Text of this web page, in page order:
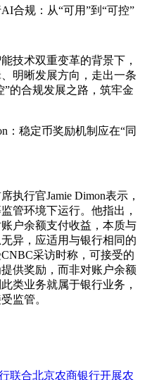
合规：从“可用”到“可控”
技术双重变革的背景下，
明晰发展方向，走出一条
”的合规发展之路，筑牢金
：稳定币奖励机制应在“同
执行官Jamie Dimon表示，
管环境下运行。他指出，
户余额支付收益，本质与
异，应适用与银行相同的
采访时称，可接受的
供奖励，而非对账户余额
类业务就属于银行业务，
监管。
联合北京农商银行开展农